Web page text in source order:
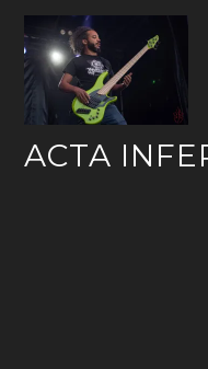
Skip
content
ACTA